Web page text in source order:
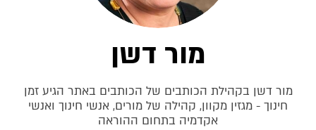
מור דשן
מור דשן בקהילת הכותבים של הכותבים באתר הגיע זמן
חינוך - מגזין מקוון, קהילה של מורים, אנשי חינוך ואנשי
אקדמיה בתחום ההוראה